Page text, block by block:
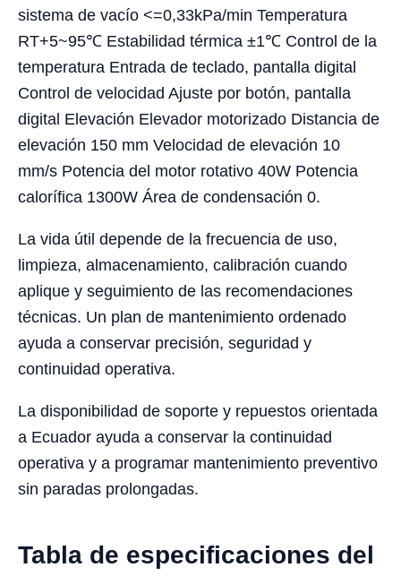
sistema de vacío <=0,33kPa/min Temperatura
RT+5~95℃ Estabilidad térmica ±1℃ Control de la
temperatura Entrada de teclado, pantalla digital
Control de velocidad Ajuste por botón, pantalla
digital Elevación Elevador motorizado Distancia de
elevación 150 mm Velocidad de elevación 10
mm/s Potencia del motor rotativo 40W Potencia
calorífica 1300W Área de condensación 0.
La vida útil depende de la frecuencia de uso,
limpieza, almacenamiento, calibración cuando
aplique y seguimiento de las recomendaciones
técnicas. Un plan de mantenimiento ordenado
ayuda a conservar precisión, seguridad y
continuidad operativa.
La disponibilidad de soporte y repuestos orientada
a Ecuador ayuda a conservar la continuidad
operativa y a programar mantenimiento preventivo
sin paradas prolongadas.
Tabla de especificaciones del